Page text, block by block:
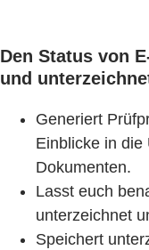
Den Status von
und
Generiert
Einblicke in die
Dokumenten.
Lasst euch
unterzeichnet
Speichert